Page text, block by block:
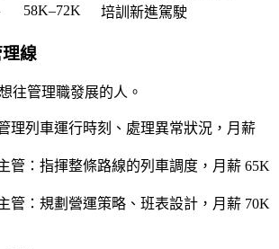
58K–72K 培訓新進駕駛
線
往管理職發展的人。
理列車運行時刻、處理異常狀況，月薪
管 ：指揮整條路線的列車調度，月薪 65K
管 ：規劃營運策略、班表設計，月薪 70K